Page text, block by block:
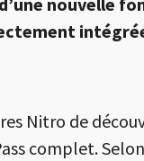
Nitro de
complet.